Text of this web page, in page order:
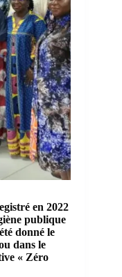
en 2022
publique
donné le
dans le
« Zéro